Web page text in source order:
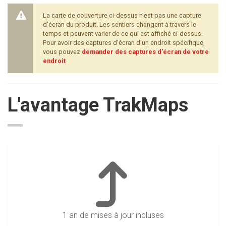
La carte de couverture ci-dessus n'est pas une capture
d'écran du produit. Les sentiers changent à travers le
temps et peuvent varier de ce qui est affiché ci-dessus.
Pour avoir des captures d'écran d'un endroit spécifique,
vous pouvez demander des captures d'écran de votre
endroit
L'avantage TrakMaps
1 an de mises à jour incluses